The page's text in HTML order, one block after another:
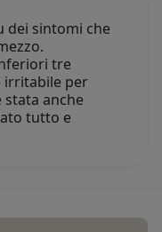
dei sintomi che
tre
irritabile per
anche
tutto e